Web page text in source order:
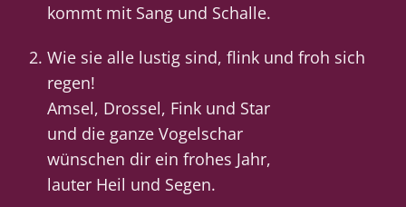
kommt mit Sang und Schalle.
Wie sie alle lustig sind, flink und froh sich
regen!
Amsel, Drossel, Fink und Star
und die ganze Vogelschar
wünschen dir ein frohes Jahr,
lauter Heil und Segen.